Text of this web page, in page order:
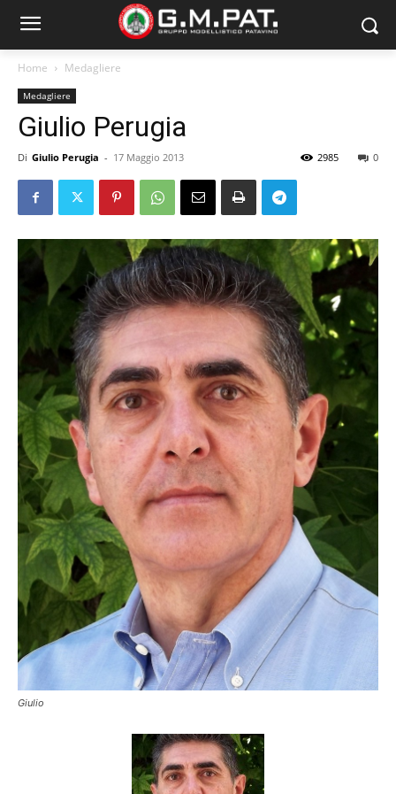
Home Medagliere
Medagliere
Giulio Perugia
Di Giulio Perugia - 17 Maggio 2013 0
2985
Giulio